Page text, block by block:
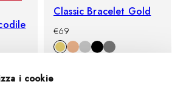
i cookie
Classic Bracelet Gold
-
%
Prezzo
di
listino
€69